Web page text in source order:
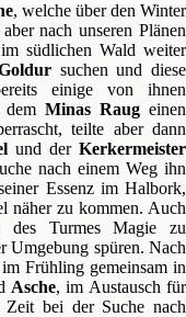
, welche über den Winter
nach unseren Plänen
südlichen Wald weiter
suchen und diese
einige von ihnen
dem Minas Raugeinen
teilte aber dann
und der Kerkermeister
nach einem Weg ihn
Essenz im Halbork,
näher zu kommen. Auch
Turmes Magie zu
Umgebung spüren. Nach
Frühling gemeinsam in
Asche, im Austausch für
bei der Suche nach